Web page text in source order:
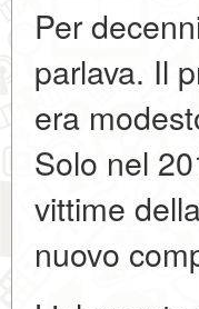
Per
parlava. Il
era
Solo nel
vittime
nuovo